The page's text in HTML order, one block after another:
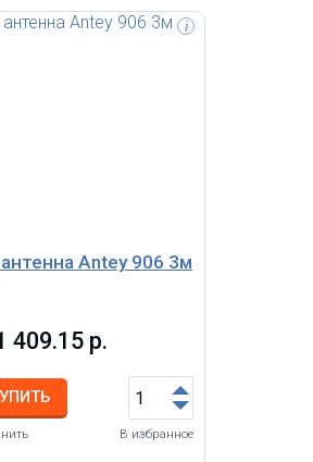
антенна Antey 906 3м
409.15 р.
В избранное
i